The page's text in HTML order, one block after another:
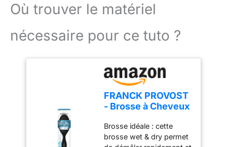
Où trouver le matériel
nécessaire pour ce tuto ?
FRANCK PROVOST
- Brosse à Cheveux
Dry - Cheveux
Humides & Secs -
Brosse idéale : cette
brosse wet & dry permet